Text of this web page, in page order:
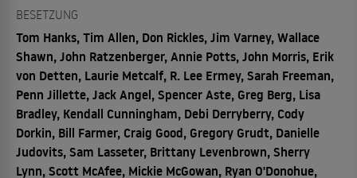
BESETZUNG
Tom Hanks, Tim Allen, Don Rickles, Jim Varney, Wallace
Shawn, John Ratzenberger, Annie Potts, John Morris, Erik
von Detten, Laurie Metcalf, R. Lee Ermey, Sarah Freeman,
Penn Jillette, Jack Angel, Spencer Aste, Greg Berg, Lisa
Bradley, Kendall Cunningham, Debi Derryberry, Cody
Dorkin, Bill Farmer, Craig Good, Gregory Grudt, Danielle
Judovits, Sam Lasseter, Brittany Levenbrown, Sherry
Lynn, Scott McAfee, Mickie McGowan, Ryan O'Donohue,